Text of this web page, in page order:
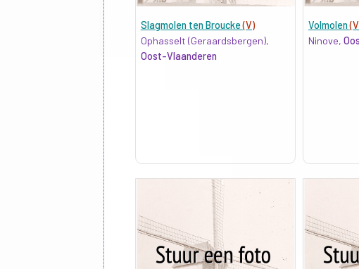
Slagmolen ten Broucke(V)
Ophasselt (Geraardsbergen),
Oost-Vlaanderen
Volmolen
Ninove,